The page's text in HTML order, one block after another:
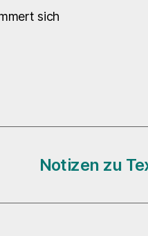
sich
Notizen zu